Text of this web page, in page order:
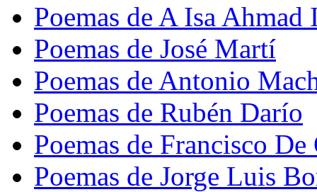
Poemas de A Isa
Poemas de José Martí
Poemas de Antonio
Poemas de Rubén Darío
Poemas de Francisco De
Poemas de Jorge Luis